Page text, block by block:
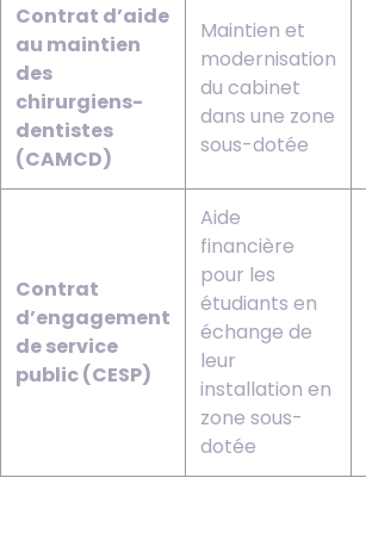
Contrat d’aide
au maintien
des
chirurgiens-
dentistes
(CAMCD)
Maintien et
modernisation
du cabinet
dans une zone
sous-dotée
Contrat
d’engagement
de service
public (CESP)
Aide
financière
pour les
étudiants en
échange de
leur
installation en
zone sous-
dotée